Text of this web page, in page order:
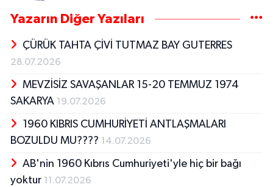
Yazarın Diğer Yazıları
ÇÜRÜK TAHTA ÇİVİ TUTMAZ BAY GUTERRES
28.07.2026
MEVZİSİZ SAVAŞANLAR 15-20 TEMMUZ 1974
SAKARYA 19.07.2026
1960 KIBRIS CUMHURİYETİ ANTLAŞMALARI
BOZULDU MU???? 14.07.2026
AB'nin 1960 Kıbrıs Cumhuriyeti'yle hiç bir bağı
yoktur 11.07.2026